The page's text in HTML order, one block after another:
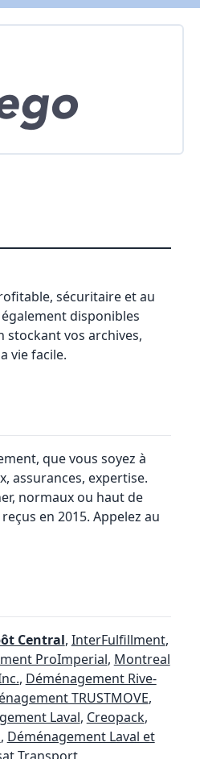
sécuritaire et au
disponibles
stockant vos archives,
vie facile.
que vous soyez à
assurances, expertise.
normaux ou haut de
en 2015. Appelez au
Central, InterFulfillment,
ProImperial, Montreal
, Déménagement Rive-
TRUSTMOVE,
Laval, Creopack,
, Déménagement Laval et